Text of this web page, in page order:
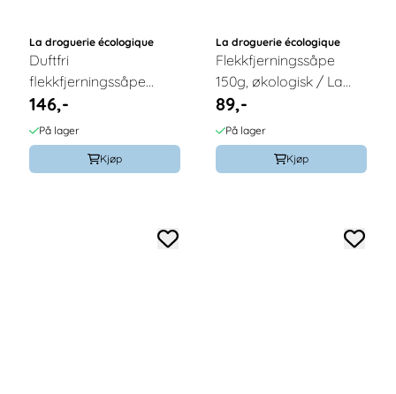
La droguerie écologique
Duftfri
flekkfjerningssåpe
100g, økologisk / La
droguerie écologique
146,-
På lager
Kjøp
La droguerie écologique
Flekkfjerningssåpe
150g, økologisk / La
droguerie écologique
89,-
På lager
Kjøp